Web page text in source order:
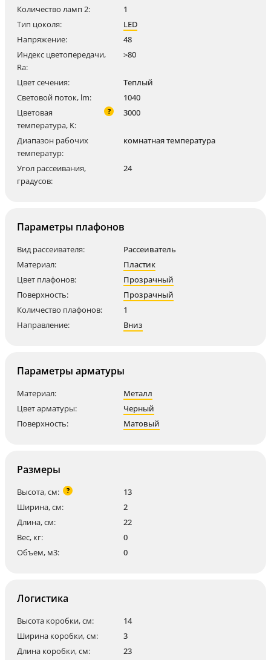
Количество ламп 2:
1
Тип цоколя:
LED
Напряжение:
48
Индекс цветопередачи,
Ra:
>80
Цвет сечения:
Теплый
Световой поток, lm:
1040
Цветовая
температура, K:
? 3000
Диапазон рабочих
температур:
комнатная температура
Угол рассеивания,
градусов:
24
Параметры плафонов
Вид рассеивателя:
Рассеиватель
Материал:
Пластик
Цвет плафонов:
Прозрачный
Поверхность:
Прозрачный
Количество плафонов:
1
Направление:
Вниз
Параметры арматуры
Материал:
Металл
Цвет арматуры:
Черный
Поверхность:
Матовый
Размеры
Высота, см: ?
13
Ширина, см:
2
Длина, см:
22
Вес, кг:
0
Объем, м3:
0
Логистика
Высота коробки, см:
14
Ширина коробки, см:
3
Длина коробки, см:
23